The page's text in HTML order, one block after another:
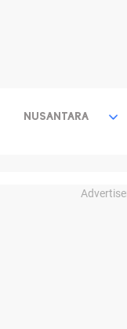
NUSANTARA